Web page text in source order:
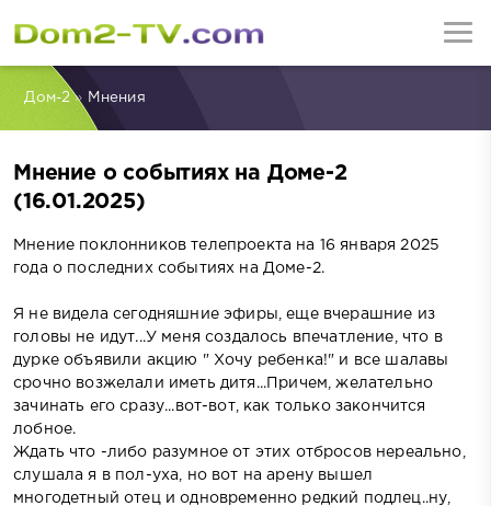
Дом-2» Мнения
Мнение о событиях на Доме-2
(16.01.2025)
Мнение поклонников телепроекта на 16 января 2025
года о последних событиях на Доме-2.
Я не видела сегодняшние эфиры, еще вчерашние из
головы не идут...У меня создалось впечатление, что в
дурке объявили акцию " Хочу ребенка!" и все шалавы
срочно возжелали иметь дитя...Причем, желательно
зачинать его сразу...вот-вот, как только закончится
лобное.
Ждать что -либо разумное от этих отбросов нереально,
слушала я в пол-уха, но вот на арену вышел
многодетный отец и одновременно редкий подлец..ну,